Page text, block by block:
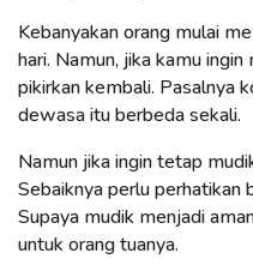
Kebanyakan orang mulai
hari. Namun, jika kamu
pikirkan kembali. Pasalnya
dewasa itu berbeda sekali.
Namun jika ingin tetap
Sebaiknya perlu perhatikan
Supaya mudik menjadi
untuk orang tuanya.